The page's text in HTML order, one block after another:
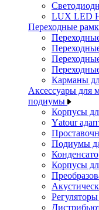
LUX LED
Переходные
Карманы
Аксессуары для
подиумы
Корпусы
Yаtour
Подиумы
Корпусы